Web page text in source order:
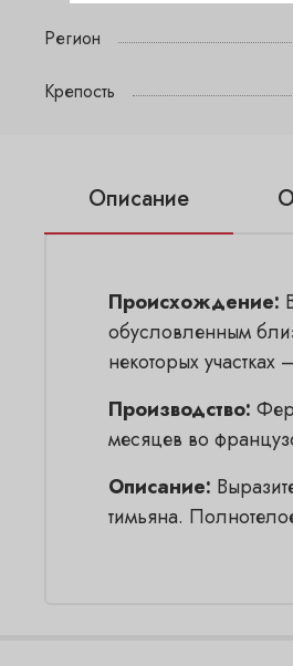
Регион
Крепость
Описание
Происхождение:
обусловленным
некоторых
Производство:
месяцев во
Описание:
тимьяна.